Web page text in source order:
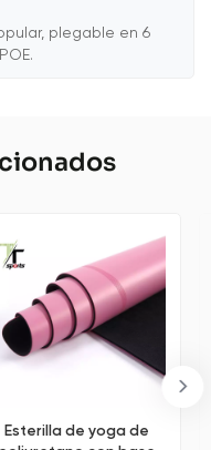
plegable en 6
Esterilla de yoga de